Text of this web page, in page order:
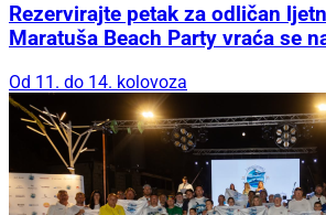
Rezervirajte petak za odličan
Maratuša Beach Party vraća se
Od 11. do 14. kolovoza